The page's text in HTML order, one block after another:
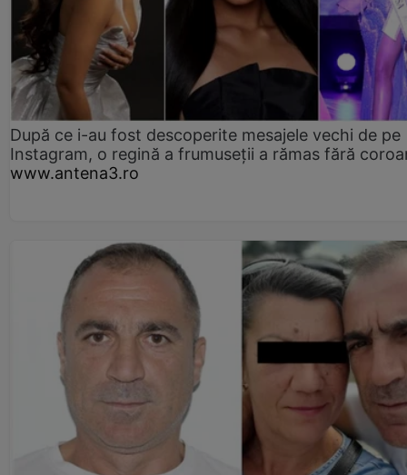
După ce i-au fost descoperite mesajele vechi de pe
Instagram, o regină a frumuseții a rămas fără
www.antena3.ro